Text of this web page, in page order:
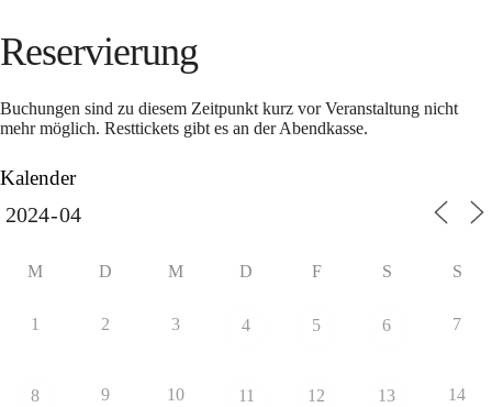
Reservierung
Buchungen sind zu diesem Zeitpunkt kurz vor Veranstaltung nicht
mehr möglich. Resttickets gibt es an der Abendkasse.
Kalender
M D M D F S S
1 2 3 4 5 6 7
8 9 10 11 12 13 14